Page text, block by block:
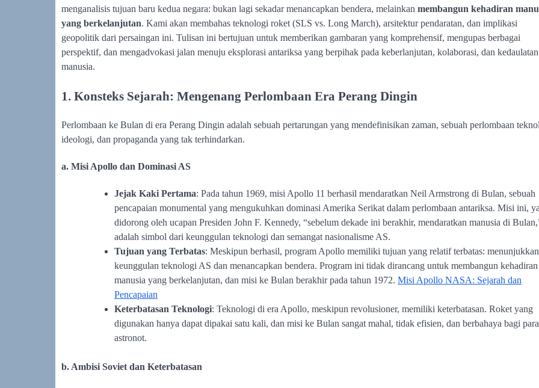
menganalisis tujuan baru kedua negara: bukan lagi sekadar menancapkan bendera, melainkan membangun kehadiran
yang berkelanjutan. Kami akan membahas teknologi roket (SLS vs. Long March), arsitektur pendaratan, dan implikasi
geopolitik dari persaingan ini. Tulisan ini bertujuan untuk memberikan gambaran yang komprehensif, mengupas berbagai
perspektif, dan mengadvokasi jalan menuju eksplorasi antariksa yang berpihak pada keberlanjutan, kolaborasi, dan kedaulatan
manusia.
1. Konsteks Sejarah: Mengenang Perlombaan Era Perang Dingin
Perlombaan ke Bulan di era Perang Dingin adalah sebuah pertarungan yang mendefinisikan zaman, sebuah perlombaan
ideologi, dan propaganda yang tak terhindarkan.
a. Misi Apollo dan Dominasi AS
Jejak Kaki Pertama: Pada tahun 1969, misi Apollo 11 berhasil mendaratkan Neil Armstrong di Bulan, sebuah
pencapaian monumental yang mengukuhkan dominasi Amerika Serikat dalam perlombaan antariksa. Misi ini,
didorong oleh ucapan Presiden John F. Kennedy, “sebelum dekade ini berakhir, mendaratkan manusia di
adalah simbol dari keunggulan teknologi dan semangat nasionalisme AS.
Tujuan yang Terbatas: Meskipun berhasil, program Apollo memiliki tujuan yang relatif terbatas: menunjukkan
keunggulan teknologi AS dan menancapkan bendera. Program ini tidak dirancang untuk membangun kehadiran
manusia yang berkelanjutan, dan misi ke Bulan berakhir pada tahun 1972. Misi Apollo NASA: Sejarah dan
Pencapaian
Keterbatasan Teknologi: Teknologi di era Apollo, meskipun revolusioner, memiliki keterbatasan. Roket yang
digunakan hanya dapat dipakai satu kali, dan misi ke Bulan sangat mahal, tidak efisien, dan berbahaya bagi para
astronot.
b. Ambisi Soviet dan Keterbatasan